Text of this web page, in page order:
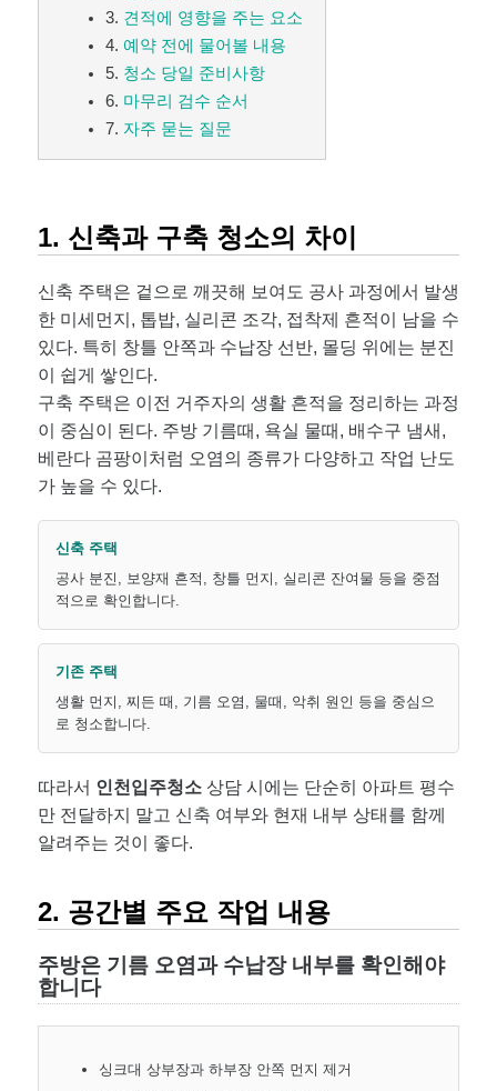
3. 견적에 영향을 주는 요소
4. 예약 전에 물어볼 내용
5. 청소 당일 준비사항
6. 마무리 검수 순서
7. 자주 묻는 질문
1. 신축과 구축 청소의 차이
신축 주택은 겉으로 깨끗해 보여도 공사 과정에서 발생
한 미세먼지, 톱밥, 실리콘 조각, 접착제 흔적이 남을 수
있다. 특히 창틀 안쪽과 수납장 선반, 몰딩 위에는 분진
이 쉽게 쌓인다.
구축 주택은 이전 거주자의 생활 흔적을 정리하는 과정
이 중심이 된다. 주방 기름때, 욕실 물때, 배수구 냄새,
베란다 곰팡이처럼 오염의 종류가 다양하고 작업 난도
가 높을 수 있다.
신축 주택
공사 분진, 보양재 흔적, 창틀 먼지, 실리콘 잔여물 등을 중점
적으로 확인합니다.
기존 주택
생활 먼지, 찌든 때, 기름 오염, 물때, 악취 원인 등을 중심으
로 청소합니다.
따라서 인천입주청소 상담 시에는 단순히 아파트 평수
만 전달하지 말고 신축 여부와 현재 내부 상태를 함께
알려주는 것이 좋다.
2. 공간별 주요 작업 내용
주방은 기름 오염과 수납장 내부를 확인해야
합니다
싱크대 상부장과 하부장 안쪽 먼지 제거